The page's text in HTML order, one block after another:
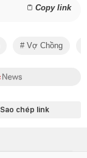
Copy link
Vợ Chồng
Sao chép link